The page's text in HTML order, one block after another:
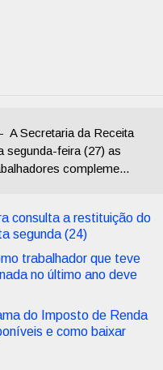
A Secretaria da Receita
segunda-feira (27) as
compleme...
consulta a restituição do
segunda (24)
trabalhador que teve
no último ano deve
do Imposto de Renda
e como baixar